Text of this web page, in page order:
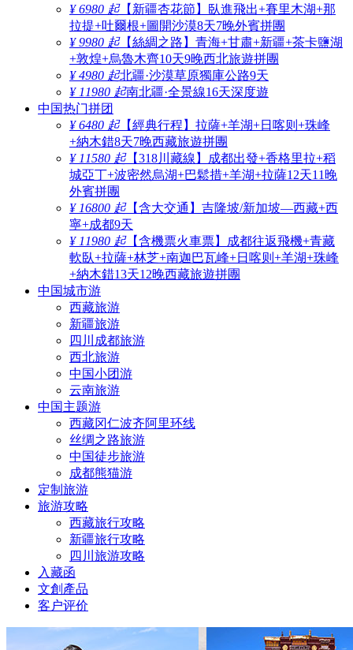
¥ 6980 起【新疆杏花節】臥進飛出+賽里木湖+那
拉提+吐爾根+圖開沙漠8天7晚外賓拼團
¥ 9980 起【絲綢之路】青海+甘肅+新疆+茶卡鹽湖
+敦煌+烏魯木齊10天9晚西北旅遊拼團
¥ 4980 起北疆·沙漠草原獨庫公路9天
¥ 11980 起南北疆·全景線16天深度遊
中国热门拼团
¥ 6480 起【經典行程】拉薩+羊湖+日喀则+珠峰
+納木錯8天7晚西藏旅遊拼團
¥ 11580 起【318川藏線】成都出發+香格里拉+稻
城亞丁+波密然烏湖+巴鬆措+羊湖+拉薩12天11晚
外賓拼團
¥ 16800 起【含大交通】吉隆坡/新加坡—西藏+西
寧+成都9天
¥ 11980 起【含機票火車票】成都往返飛機+青藏
軟臥+拉薩+林芝+南迦巴瓦峰+日喀则+羊湖+珠峰
+納木錯13天12晚西藏旅遊拼團
中国城市游
西藏旅游
新疆旅游
四川成都旅游
西北旅游
中国小团游
云南旅游
中国主题游
西藏冈仁波齐阿里环线
丝绸之路旅游
中国徒步旅游
成都熊猫游
定制旅游
旅游攻略
西藏旅行攻略
新疆旅行攻略
四川旅游攻略
入藏函
文創產品
客户评价